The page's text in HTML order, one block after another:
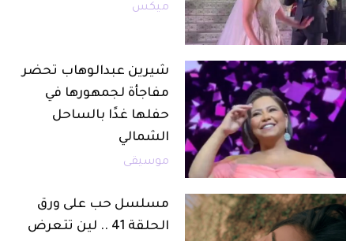
ميكس
شيرين عبدالوهاب تحضر
مفاجأة لجمهورها في
حفلها غدًا بالساحل
الشمالي
موسيقى
مسلسل حب على ورق
الحلقة 41 .. لين تتعرض